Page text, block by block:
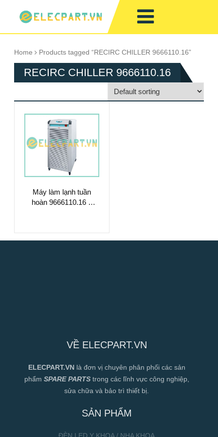
Home Products tagged “RECIRC CHILLER 9666110.16”
RECIRC CHILLER 9666110.16
Máy làm lạnh tuần
hoàn 9666110.16 –
VỀ ELECPART.VN
ELECPART.VN là đơn vị chuyên phân phối các sản
phẩm SPARE PARTStrong các lĩnh vực công nghiệp,
sửa chữa và bảo trì thiết bị.
SẢN PHẨM
ĐÈN LED Y KHOA / NHA KHOA